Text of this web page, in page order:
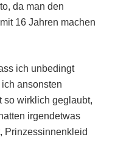
da man den
16 Jahren machen
ich unbedingt
ansonsten
so wirklich geglaubt,
irgendetwas
Prinzessinnenkleid